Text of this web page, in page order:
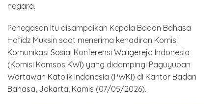
negara.
Penegasan itu disampaikan Kepala Badan Bahasa
Hafidz Muksin saat menerima kehadiran Komisi
Komunikasi Sosial Konferensi Waligereja Indonesia
(Komisi Komsos KWI) yang didampingi Paguyuban
Wartawan Katolik Indonesia (PWKI) di Kantor Badan
Bahasa, Jakarta, Kamis (07/05/2026).